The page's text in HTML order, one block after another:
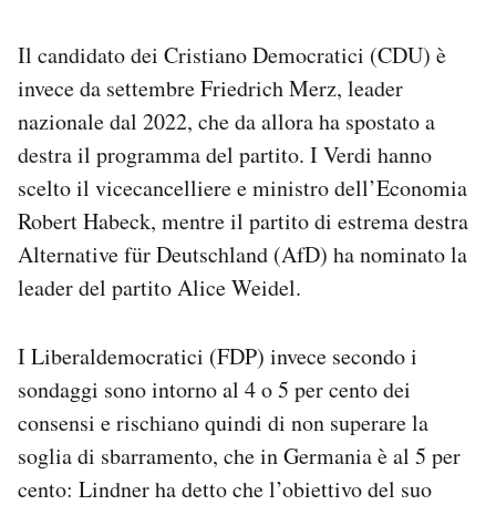
Il candidato dei Cristiano Democratici (CDU) è
invece da settembre Friedrich Merz, leader
nazionale dal 2022, che da allora ha spostato a
destra il programma del partito. I Verdi hanno
scelto il vicecancelliere e ministro dell’Economia
Robert Habeck, mentre il partito di estrema destra
Alternative für Deutschland (AfD) ha nominato la
leader del partito Alice Weidel.
I Liberaldemocratici (FDP) invece secondo i
sondaggi sono intorno al 4 o 5 per cento dei
consensi e rischiano quindi di non superare la
soglia di sbarramento, che in Germania è al 5 per
cento: Lindner ha detto che l’obiettivo del suo